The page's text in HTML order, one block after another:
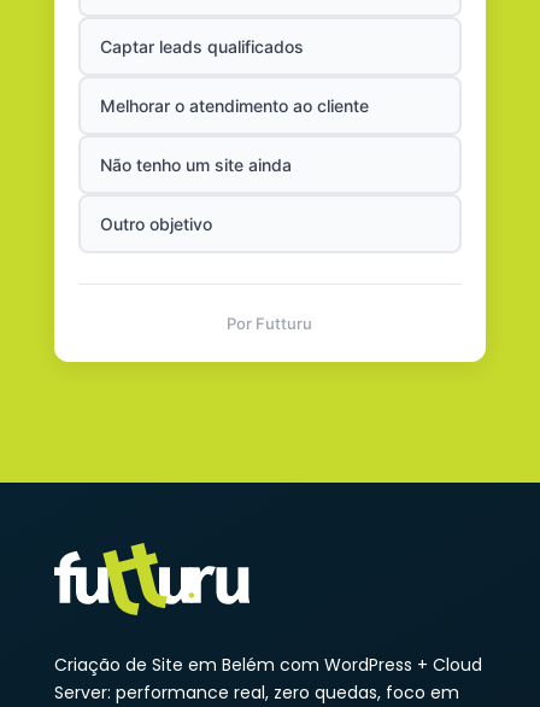
Captar leads qualificados
Melhorar o atendimento ao cliente
Não tenho um site ainda
Outro objetivo
Por Futturu
Criação de Site em Belém com WordPress + Cloud
Server: performance real, zero quedas, foco em